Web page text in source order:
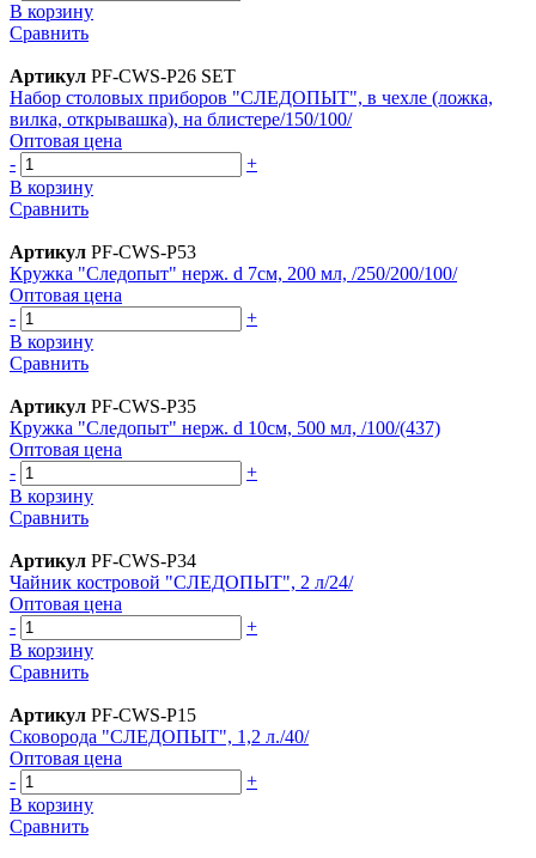
В корзину
Сравнить
Артикул PF-CWS-P26 SET
Набор столовых приборов "СЛЕДОПЫТ", в чехле (ложка,
вилка, открывашка), на блистере/150/100/
Оптовая цена
-
+
В корзину
Сравнить
Артикул PF-CWS-P53
Кружка "Следопыт" нерж. d 7см, 200 мл, /250/200/100/
Оптовая цена
-
+
В корзину
Сравнить
Артикул PF-CWS-P35
Кружка "Следопыт" нерж. d 10см, 500 мл, /100/(437)
Оптовая цена
-
+
В корзину
Сравнить
Артикул PF-CWS-P34
Чайник костровой "СЛЕДОПЫТ", 2 л/24/
Оптовая цена
-
+
В корзину
Сравнить
Артикул PF-CWS-P15
Сковорода "СЛЕДОПЫТ", 1,2 л./40/
Оптовая цена
-
+
В корзину
Сравнить